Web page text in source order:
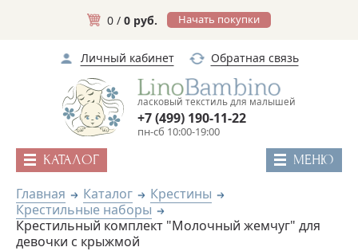
0 / 0 руб. Начать покупки
Личный кабинет Обратная связь
ласковый текстиль для малышей
пн-сб 10:00-19:00
+7 (499) 190-11-22
КАТАЛОГ МЕНЮ
Главная Каталог
Крестины
Крестильные наборы
Крестильный комплект "Молочный жемчуг" для
девочки с крыжмой